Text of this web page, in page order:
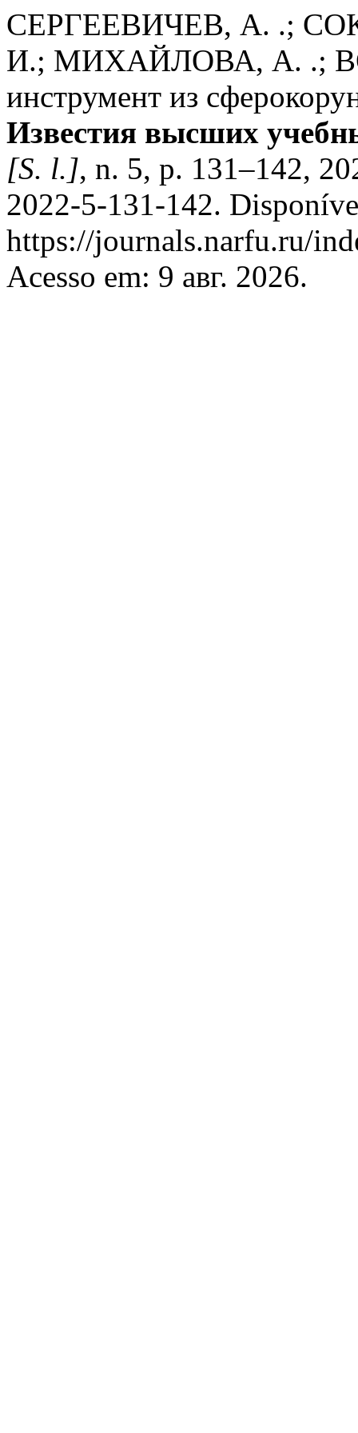
СЕРГЕЕВИЧЕВ, А. .;
И.; МИХАЙЛОВА, А. .;
инструмент из
Известия высших
[S. l.], n. 5, p. 131–142,
2022-5-131-142.
https://journals.narfu.ru/
Acesso em: 9 авг. 2026.